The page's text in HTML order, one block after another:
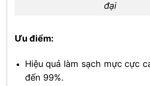
đại
Ưu điểm:
Hiệu quả làm sạch mực cực
đến 99%.